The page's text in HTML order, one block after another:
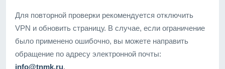
Для повторной проверки рекомендуется отключить
VPN и обновить страницу. В случае, если ограничение
было применено ошибочно, вы можете направить
обращение по адресу электронной почты:
info@tnmk.ru.